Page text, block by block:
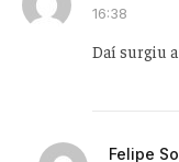
16:38
Daí surgiu
Felipe